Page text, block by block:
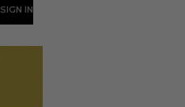
SIGN IN